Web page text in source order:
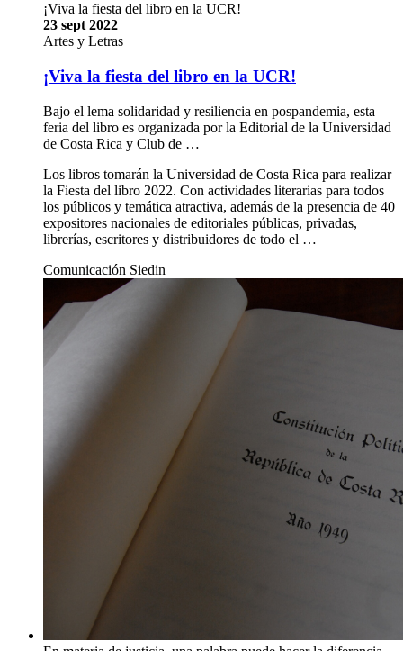
¡Viva la fiesta del libro en la UCR!
23 sept 2022
Artes y Letras
¡Viva la fiesta del libro en la UCR!
Bajo el lema solidaridad y resiliencia en pospandemia, esta
feria del libro es organizada por la Editorial de la Universidad
de Costa Rica y Club de …
Los libros tomarán la Universidad de Costa Rica para realizar
la Fiesta del libro 2022. Con actividades literarias para todos
los públicos y temática atractiva, además de la presencia de 40
expositores nacionales de editoriales públicas, privadas,
librerías, escritores y distribuidores de todo el …
Comunicación Siedin